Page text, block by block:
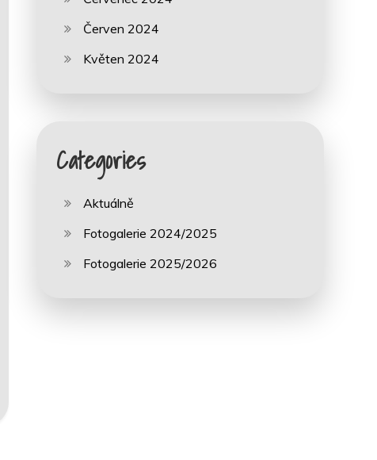
Červen 2024
Květen 2024
Categories
Aktuálně
Fotogalerie 2024/2025
Fotogalerie 2025/2026